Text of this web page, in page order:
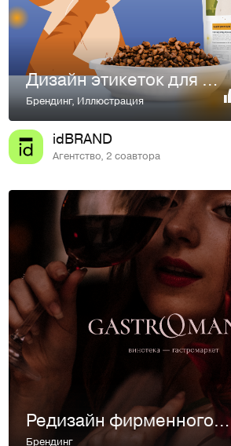
Дизайн этикеток для бренда кормов
Брендинг,Иллюстрация
idBRAND
Агентство, 2 соавтора
Редизайн фирменного стиля для винотеки
Брендинг